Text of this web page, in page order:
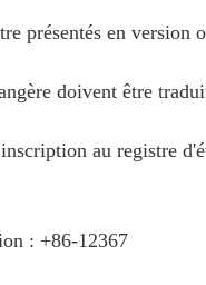
présentés en version
doivent être
au registre
: +86-12367